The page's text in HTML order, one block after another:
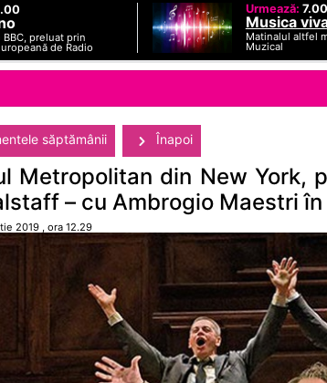
BBC, preluat prin
de Radio
Urmează: 7.00
Musica
Matinalul altfel
Muzical
săptămânii Înapoi
Metropolitan din New York,
– cu Ambrogio Maestri
2019 , ora 12.29